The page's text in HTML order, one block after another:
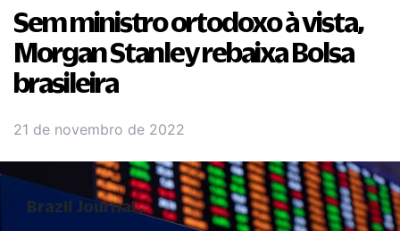
Sem ministro ortodoxo à vista,
Morgan Stanley rebaixa Bolsa
brasileira
21 de novembro de 2022
Brazil Journal